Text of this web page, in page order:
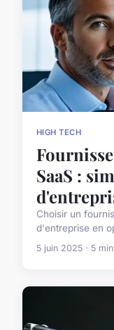
HIGH TECH
SaaS :
Choisir un
d'entreprise en
5 juin 2025 · 5 min